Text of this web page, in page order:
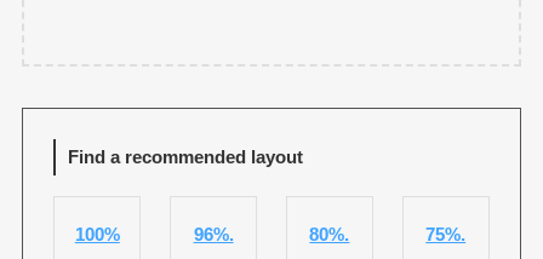
Find a recommended layout
100%
96%. 80%. 75%.